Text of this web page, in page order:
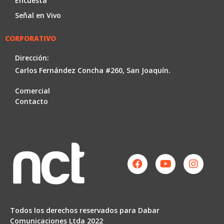
Señal en Vivo
CORPORATIVO
Dirección:
Carlos Fernández Concha #260, San Joaquín.
Comercial
Contacto
Todos los derechos reservados para Dabar
Comunicaciones Ltda 2022